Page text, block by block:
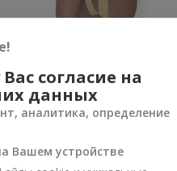
"Мадейра"
грн
согласие на
данных
аналитика, определение
Вашем устройстве